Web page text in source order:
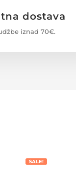
dostava
iznad 70€.
SALE!